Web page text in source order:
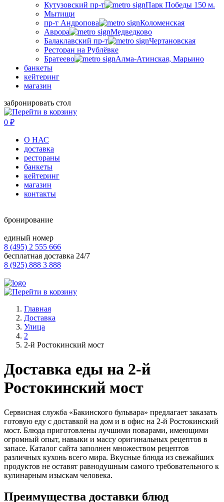
Кутузовский пр-т
Парк Победы 150 м.
Мытищи
пр-т Андропова
Коломенская
Аврора
Медведково
Балаклавский пр-т
Чертановская
Ресторан на Рублёвке
Братеево
Алма-Атинская, Марьино
банкеты
кейтеринг
магазин
забронировать стол
0 ₽
О НАС
доставка
рестораны
банкеты
кейтеринг
магазин
контакты
бронирование
единый номер
8 (495) 2 555 666
бесплатная доставка 24/7
8 (925) 888 3 888
Главная
Доставка
Улица
2
2-й Ростокинский мост
Доставка еды на 2-й
Ростокинский мост
Сервисная служба «Бакинского бульвара» предлагает заказать
готовую еду с доставкой на дом и в офис на 2-й Ростокинский
мост. Блюда приготовлены лучшими поварами, имеющими
огромный опыт, навыки и массу оригинальных рецептов в
запасе. Каталог сайта заполнен множеством рецептов
различных кухонь всего мира. Вкусные блюда из свежайших
продуктов не оставят равнодушным самого требовательного к
кулинарным изыскам человека.
Преимущества доставки блюд